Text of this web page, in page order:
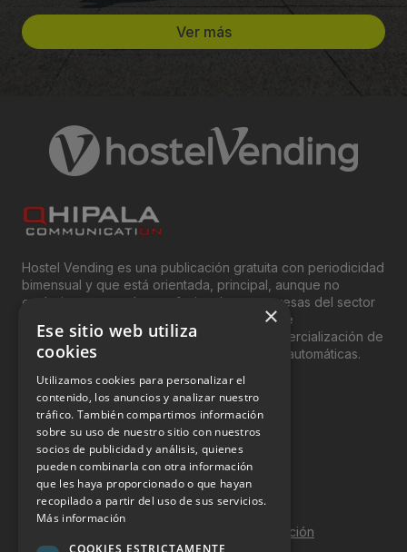
Ver más
Hostel Vending es una publicación gratuita con periodicidad
bimensual y que está orientada, principal, aunque no
exclusivamente, a los profesionales y empresas del sector
del “Vending”; nombre con el que se conoce
genéricamente entre profesionales a la comercialización de
productos y servicios a través de máquinas automáticas.
INFORMACIÓN LEGAL
Aviso Legal
Política de Privacidad
Política de Cookies
Política de calidad y seguridad de la información
×
Ese sitio web utiliza
cookies
Utilizamos cookies para personalizar el
contenido, los anuncios y analizar nuestro
tráfico. También compartimos información
sobre su uso de nuestro sitio con nuestros
socios de publicidad y análisis, quienes
pueden combinarla con otra información
que les haya proporcionado o que hayan
recopilado a partir del uso de sus servicios.
Más información
COOKIES ESTRICTAMENTE